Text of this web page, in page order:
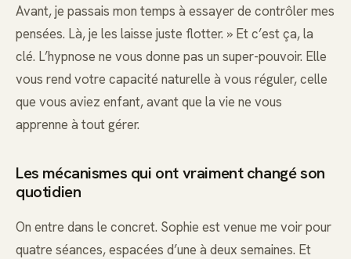
Avant, je passais mon temps à essayer de contrôler mes
pensées. Là, je les laisse juste flotter. » Et c’est ça, la
clé. L’hypnose ne vous donne pas un super-pouvoir. Elle
vous rend votre capacité naturelle à vous réguler, celle
que vous aviez enfant, avant que la vie ne vous
apprenne à tout gérer.
Les mécanismes qui ont vraiment changé son
quotidien
On entre dans le concret. Sophie est venue me voir pour
quatre séances, espacées d’une à deux semaines. Et